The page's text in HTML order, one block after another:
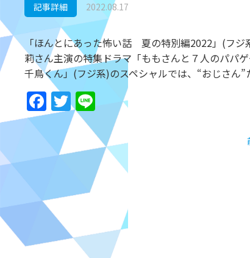
記事詳細 2022.08.17
「ほんとにあった怖い話 夏の特別編2022」(フ
莉さん主演の特集ドラマ「ももさんと７人のパパ
千鳥くん」(フジ系)のスペシャルでは、“おじさん
Facebook
Twitter
Line